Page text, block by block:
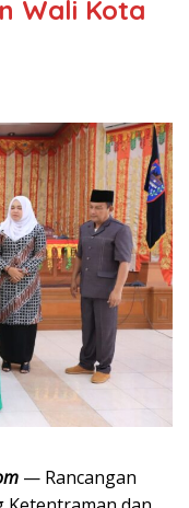
Wali Kota
— Rancangan